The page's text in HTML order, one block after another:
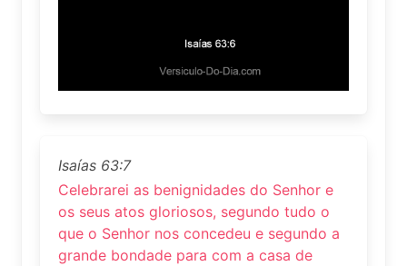
Isaías 63:7
Celebrarei as benignidades do Senhor e
os seus atos gloriosos, segundo tudo o
que o Senhor nos concedeu e segundo a
grande bondade para com a casa de